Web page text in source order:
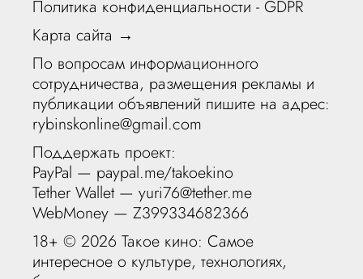
Политика конфиденциальности - GDPR
Карта сайта →
По вопросам информационного
сотрудничества, размещения рекламы и
публикации объявлений пишите на адрес:
rybinskonline@gmail.com
Поддержать проект:
PayPal — paypal.me/takoekino
Tether Wallet — yuri76@tether.me
WebMoney — Z399334682366
18+ ©2026 Такое кино: Самое
интересное о культуре, технологиях,